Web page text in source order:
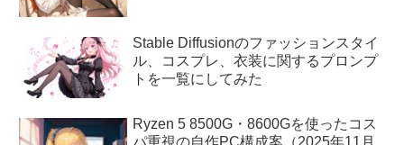
Stable Diffusionのファッションスタイ
ル、コスプレ、衣装に関するプロンプ
トを一覧にしてみた
Ryzen 5 8500G・8600Gを使ったコス
パ重視の自作PC構成案（2025年11月